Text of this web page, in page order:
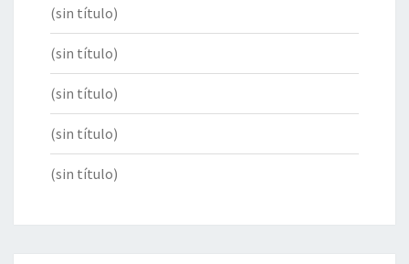
(sin título)
(sin título)
(sin título)
(sin título)
(sin título)